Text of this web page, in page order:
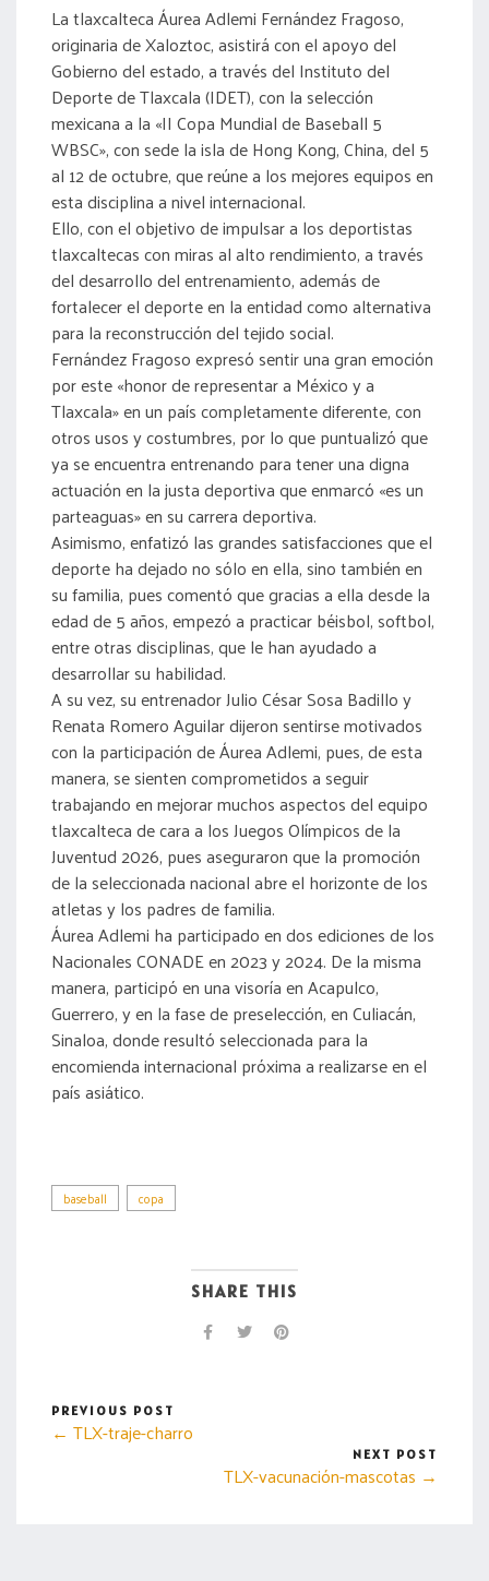
La tlaxcalteca Áurea Adlemi Fernández Fragoso,
originaria de Xaloztoc, asistirá con el apoyo del
Gobierno del estado, a través del Instituto del
Deporte de Tlaxcala (IDET), con la selección
mexicana a la «II Copa Mundial de Baseball 5
WBSC», con sede la isla de Hong Kong, China, del 5
al 12 de octubre, que reúne a los mejores equipos en
esta disciplina a nivel internacional.
Ello, con el objetivo de impulsar a los deportistas
tlaxcaltecas con miras al alto rendimiento, a través
del desarrollo del entrenamiento, además de
fortalecer el deporte en la entidad como alternativa
para la reconstrucción del tejido social.
Fernández Fragoso expresó sentir una gran emoción
por este «honor de representar a México y a
Tlaxcala» en un país completamente diferente, con
otros usos y costumbres, por lo que puntualizó que
ya se encuentra entrenando para tener una digna
actuación en la justa deportiva que enmarcó «es un
parteaguas» en su carrera deportiva.
Asimismo, enfatizó las grandes satisfacciones que el
deporte ha dejado no sólo en ella, sino también en
su familia, pues comentó que gracias a ella desde la
edad de 5 años, empezó a practicar béisbol, softbol,
entre otras disciplinas, que le han ayudado a
desarrollar su habilidad.
A su vez, su entrenador Julio César Sosa Badillo y
Renata Romero Aguilar dijeron sentirse motivados
con la participación de Áurea Adlemi, pues, de esta
manera, se sienten comprometidos a seguir
trabajando en mejorar muchos aspectos del equipo
tlaxcalteca de cara a los Juegos Olímpicos de la
Juventud 2026, pues aseguraron que la promoción
de la seleccionada nacional abre el horizonte de los
atletas y los padres de familia.
Áurea Adlemi ha participado en dos ediciones de los
Nacionales CONADE en 2023 y 2024. De la misma
manera, participó en una visoría en Acapulco,
Guerrero, y en la fase de preselección, en Culiacán,
Sinaloa, donde resultó seleccionada para la
encomienda internacional próxima a realizarse en el
país asiático.
baseball copa
SHARE THIS
PREVIOUS POST
← TLX-traje-charro
NEXT POST
TLX-vacunación-mascotas →